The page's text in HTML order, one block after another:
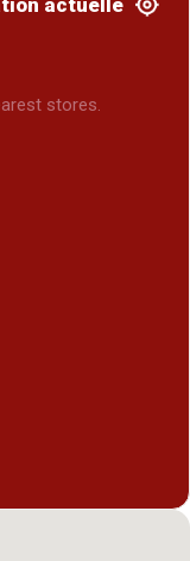
stores.